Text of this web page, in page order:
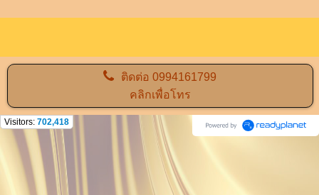
ติดต่อ0994161799
คลิกเพื่อโทร
Visitors: 702,418